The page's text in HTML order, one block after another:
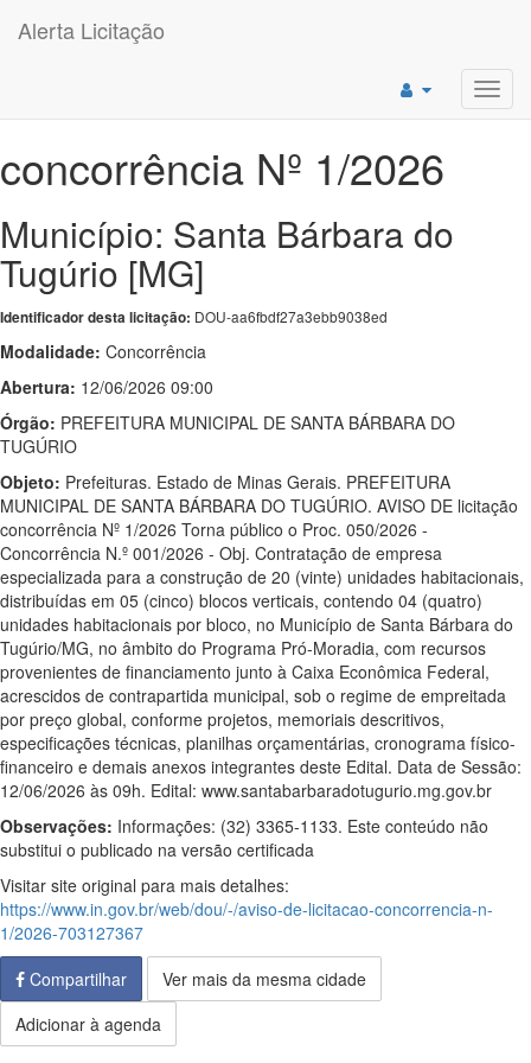
Alerta Licitação
concorrência Nº 1/2026
Município: Santa Bárbara do
Tugúrio [MG]
Identificador desta licitação: DOU-aa6fbdf27a3ebb9038ed
Modalidade: Concorrência
Abertura: 12/06/2026 09:00
Órgão: PREFEITURA MUNICIPAL DE SANTA BÁRBARA DO
TUGÚRIO
Objeto: Prefeituras. Estado de Minas Gerais. PREFEITURA
MUNICIPAL DE SANTA BÁRBARA DO TUGÚRIO. AVISO DE licitação
concorrência Nº 1/2026 Torna público o Proc. 050/2026 -
Concorrência N.º 001/2026 - Obj. Contratação de empresa
especializada para a construção de 20 (vinte) unidades habitacionais,
distribuídas em 05 (cinco) blocos verticais, contendo 04 (quatro)
unidades habitacionais por bloco, no Município de Santa Bárbara do
Tugúrio/MG, no âmbito do Programa Pró-Moradia, com recursos
provenientes de financiamento junto à Caixa Econômica Federal,
acrescidos de contrapartida municipal, sob o regime de empreitada
por preço global, conforme projetos, memoriais descritivos,
especificações técnicas, planilhas orçamentárias, cronograma físico-
financeiro e demais anexos integrantes deste Edital. Data de Sessão:
12/06/2026 às 09h. Edital: www.santabarbaradotugurio.mg.gov.br
Observações: Informações: (32) 3365-1133. Este conteúdo não
substitui o publicado na versão certificada
Visitar site original para mais detalhes:
https://www.in.gov.br/web/dou/-/aviso-de-licitacao-concorrencia-n-
1/2026-703127367
Compartilhar
Ver mais da mesma cidade
Adicionar à agenda